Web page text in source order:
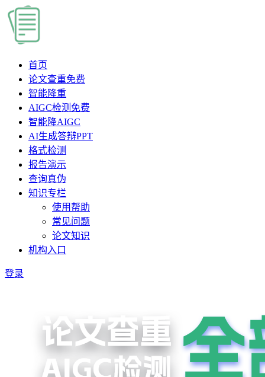
首页
论文查重免费
智能降重
AIGC检测 免费
智能降AIGC
AI生成答辩PPT
格式检测
报告演示
查询真伪
知识专栏
使用帮助
常见问题
论文知识
机构入口
登录